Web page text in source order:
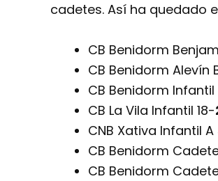
cadetes. Así ha quedado
CB Benidorm
CB Benidorm Alevín
CB Benidorm Infantil
CB La Vila Infantil 18-
CNB Xativa Infantil
CB Benidorm
CB Benidorm